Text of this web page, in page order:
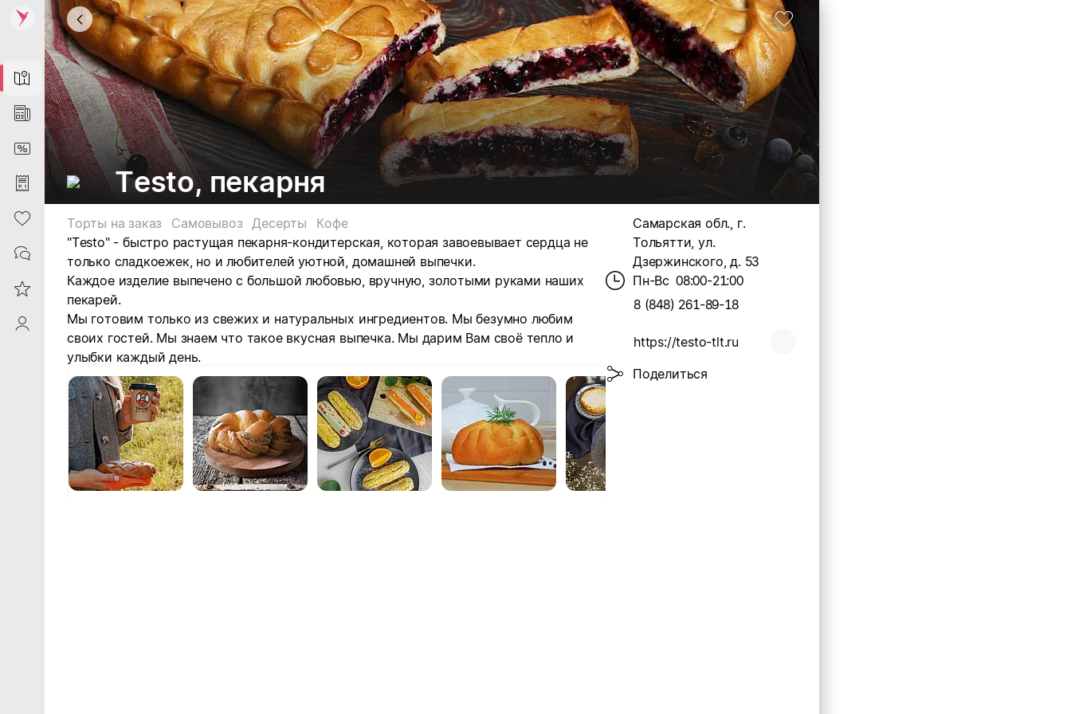
Map
News
DiscountCard
Purchases
Heart
Contacts
Reviews
ProfileSaby
Testo, пекарня
Торты на заказ Самовывоз Десерты
Кофе
"Testo" - быстро растущая пекарня-кондитерская, которая завоевывает сердца не
только сладкоежек, но и любителей уютной, домашней выпечки.
Каждое изделие выпечено с большой любовью, вручную, золотыми руками наших
пекарей.
Мы готовим только из свежих и натуральных ингредиентов. Мы безумно любим
своих гостей. Мы знаем что такое вкусная выпечка. Мы дарим Вам своё тепло и
улыбки каждый день.
Самарская обл., г.
Тольятти, ул.
Дзержинского, д. 53
Пн-Вс 08:00-21:00
8 (848) 261-89-18
https://testo-tlt.ru
Поделиться